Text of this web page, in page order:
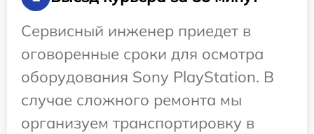
Сервисный инженер приедет в
оговоренные сроки для осмотра
оборудования Sony PlayStation. В
случае сложного ремонта мы
организуем транспортировку в